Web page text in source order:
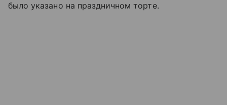
было указано на праздничном торте.